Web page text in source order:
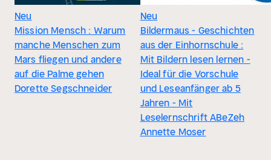
Neu
Mission Mensch : Warum
manche Menschen zum
Mars fliegen und andere
auf die Palme gehen
Dorette Segschneider
Neu
Bildermaus - Geschichten
aus der Einhornschule :
Mit Bildern lesen lernen -
Ideal für die Vorschule
und Leseanfänger ab 5
Jahren - Mit
Leselernschrift ABeZeh
Annette Moser